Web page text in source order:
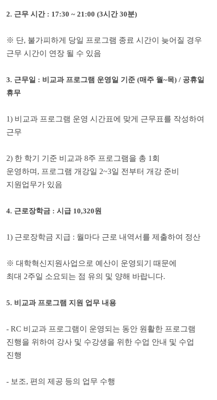
2. 근무 시간 : 17:30 ~ 21:00 (3시간30분)
※ 단, 불가피하게 당일 프로그램 종료 시간이 늦어질 경우
근무 시간이 연장 될 수 있음
3. 근무일 : 비교과 프로그램 운영일 기준(매주 월~목) / 공휴일
휴무
1) 비교과 프로그램 운영 시간표에 맞게 근무표를 작성하여
근무
2) 한 학기 기준 비교과8주 프로그램을 총 1 회
운영하며 , 프로그램 개강일 2~3일 전부터 개강 준비
지원업무가 있음
4. 근로장학금 :시급 10,320원
1) 근로장학금 지급 : 월마다 근로 내역서를 제출하여 정산
※대학혁신지원사업으로 예산이 운영되기 때문에
최대 2주일 소요되는 점 유의 및 양해 바랍니다.
5. 비교과 프로그램 지원 업무 내용
- RC 비교과 프로그램이 운영되는 동안 원활한 프로그램
진행을 위하여 강사 및 수강생을 위한 수업 안내 및 수업
진행
- 보조, 편의 제공 등의 업무 수행